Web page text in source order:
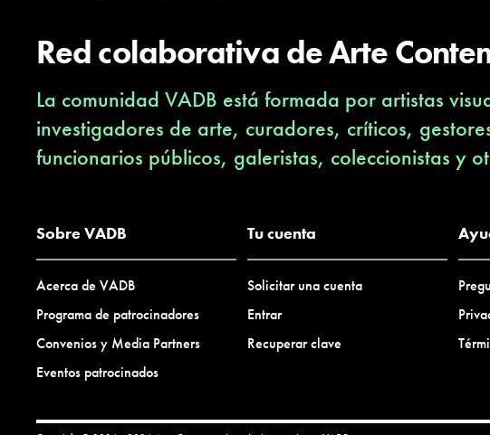
Red colaborativa de Arte
La comunidad VADB está formada por artistas
investigadores de arte, curadores, críticos,
funcionarios públicos, galeristas, coleccionistas y
Sobre VADB
Acerca de VADB
Programa de patrocinadores
Convenios y Media Partners
Eventos patrocinados
Tu cuenta
Solicitar una cuenta
Entrar
Recuperar clave